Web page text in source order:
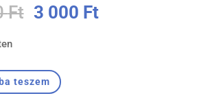
Ft Original
4
000 Ft.
3 000 FtCurrent
teszem